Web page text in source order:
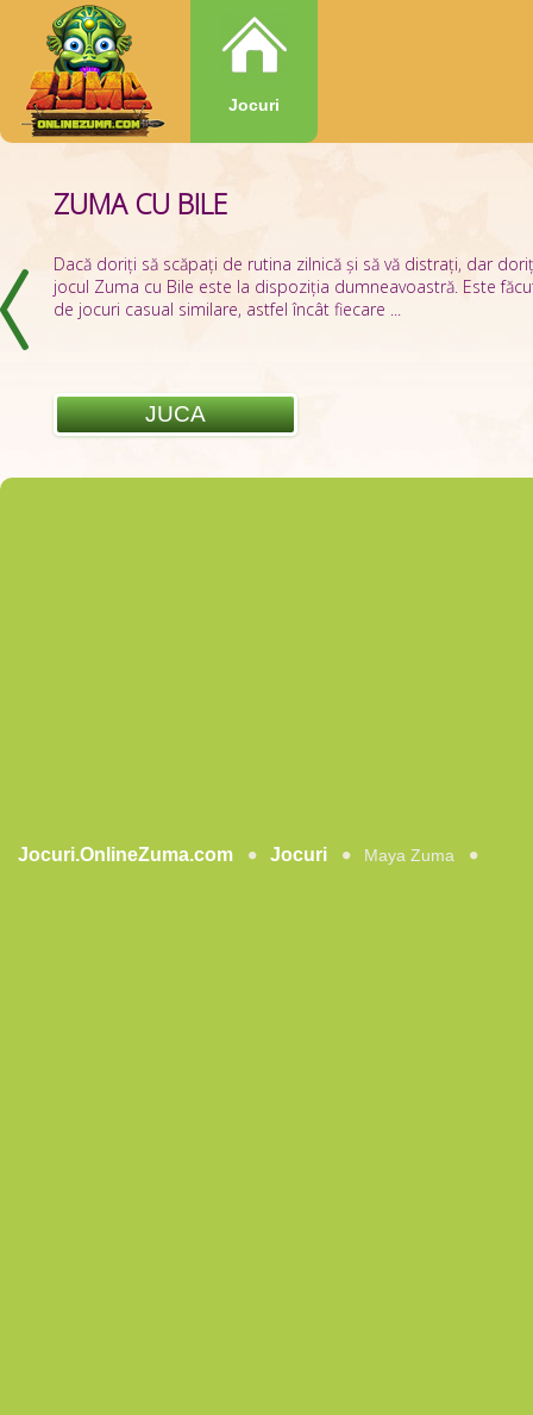
Jocuri
ZUMA CU BILE
Dacă doriți să scăpați de rutina zilnică și să vă distrați, dar
jocul Zuma cu Bile este la dispoziția dumneavoastră. Este
de jocuri casual similare, astfel încât fiecare ...
JUCA
ZUMBAR.IO
JUCA
Jocuri.OnlineZuma.com Jocuri Maya Zuma